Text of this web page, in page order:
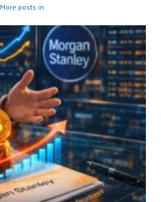
More posts in أخبار العملة الرقمية المشفرة »